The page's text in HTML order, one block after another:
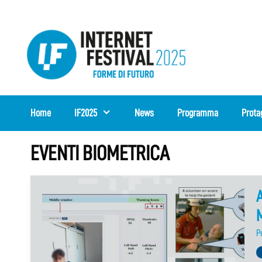
contenuto
Home IF2025 News Programma
EVENTI BIOMETRICA